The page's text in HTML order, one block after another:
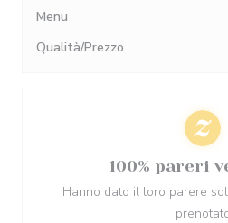
Menu
Qualità/Prezzo
100% pareri
Hanno dato il loro parere